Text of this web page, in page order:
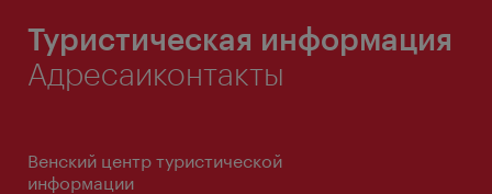
Туристическая информация
Адресаиконтакты
Венский центр туристической
информации